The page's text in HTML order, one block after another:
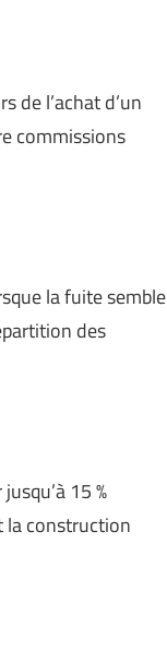
de l’achat d’un
commissions
la fuite semble
des
15 %
la construction